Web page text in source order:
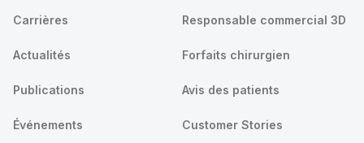
Carrières
Actualités
Publications
Événements
Responsable commercial 3D
Forfaits chirurgien
Avis des patients
Customer Stories